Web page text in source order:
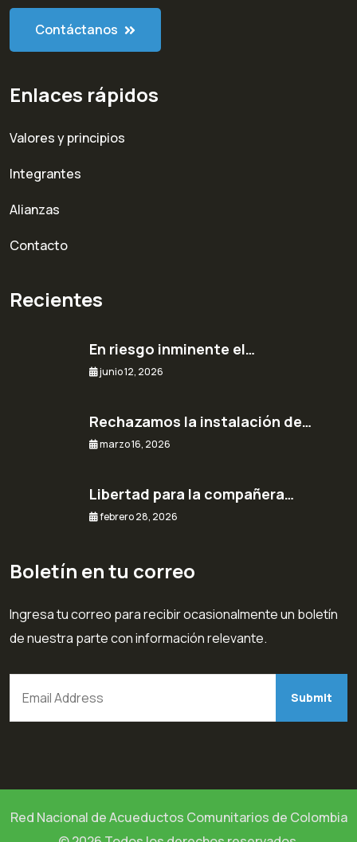
Contáctanos
Enlaces rápidos
Valores y principios
Integrantes
Alianzas
Contacto
Recientes
En riesgo inminente el…
junio 12, 2026
Rechazamos la instalación de…
marzo 16, 2026
Libertad para la compañera…
febrero 28, 2026
Boletín en tu correo
Ingresa tu correo para recibir ocasionalmente un boletín
de nuestra parte con información relevante.
Red Nacional de Acueductos Comunitarios de Colombia